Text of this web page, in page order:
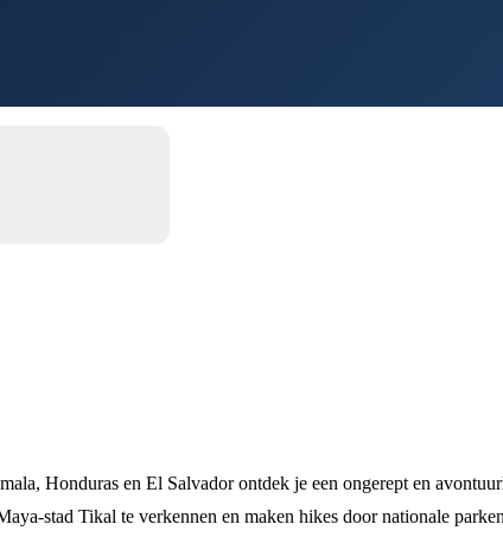
Honduras en El Salvador ontdek je een ongerept en
stad Tikal te verkennen en maken hikes door nationale